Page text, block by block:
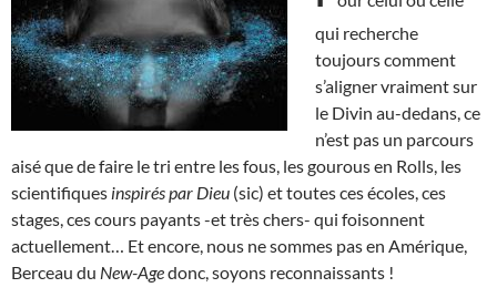
qui recherche
toujours comment
s’aligner vraiment sur
le Divin au-dedans, ce
n’est pas un parcours
aisé que de faire le tri entre les fous, les gourous en Rolls, les
scientifiques inspirés par Dieu (sic) et toutes ces écoles, ces
stages, ces cours payants -et très chers- qui foisonnent
actuellement… Et encore, nous ne sommes pas en Amérique,
Berceau du New-Agedonc, soyons reconnaissants !